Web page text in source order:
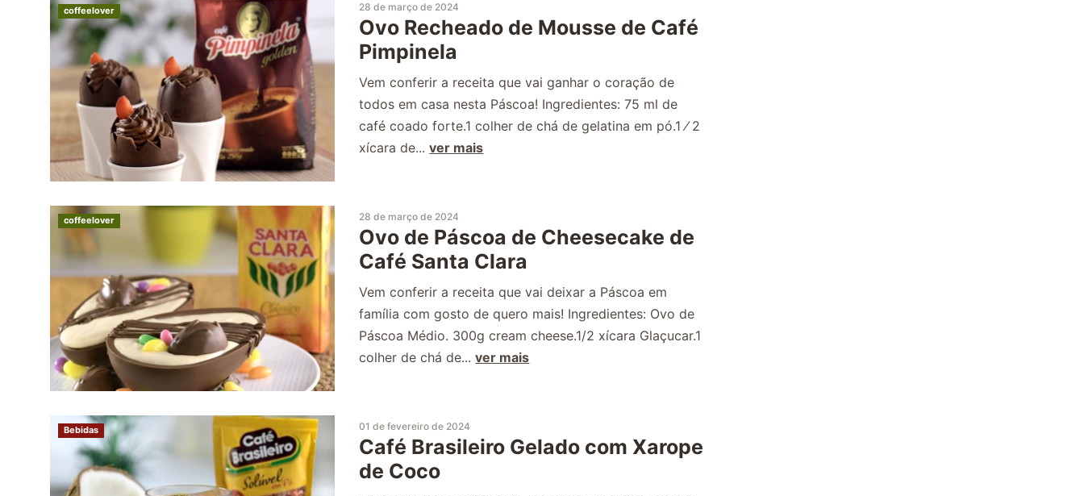
coffeelover 28 de março de 2024
Ovo Recheado de Mousse de Café
Pimpinela
Vem conferir a receita que vai ganhar o coração de
todos em casa nesta Páscoa! Ingredientes: 75 ml de
café coado forte.1 colher de chá de gelatina em pó.1 ⁄ 2
xícara de...ver mais
coffeelover 28 de março de 2024
Ovo de Páscoa de Cheesecake de
Café Santa Clara
Vem conferir a receita que vai deixar a Páscoa em
família com gosto de quero mais! Ingredientes: Ovo de
Páscoa Médio. 300g cream cheese.1/2 xícara Glaçucar.1
colher de chá de...ver mais
Bebidas 01 de fevereiro de 2024
Café Brasileiro Gelado com Xarope
de Coco